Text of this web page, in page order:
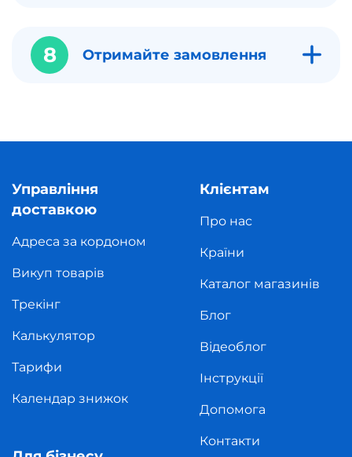
8 Отримайте замовлення
Управління
доставкою
Адреса за кордоном
Викуп товарів
Трекінг
Калькулятор
Тарифи
Календар знижок
Клієнтам
Про нас
Країни
Каталог магазинів
Блог
Відеоблог
Інструкції
Допомога
Контакти